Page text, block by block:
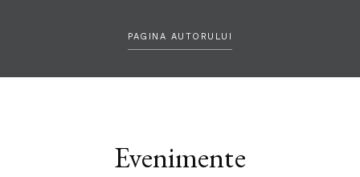
PAGINA AUTORULUI
Evenimente